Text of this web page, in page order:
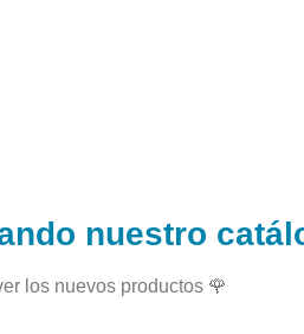
nuestro
los nuevos productos 🌹